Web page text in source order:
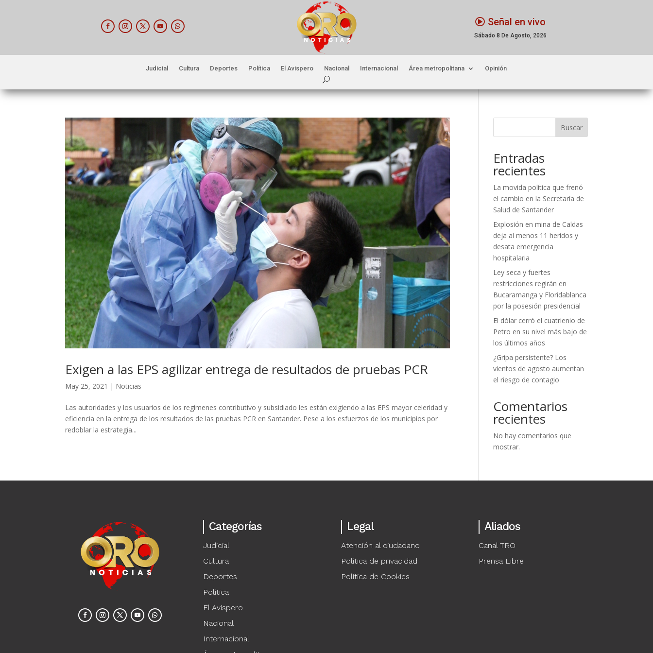
Señal en vivo
Sábado 8 De Agosto, 2026
Judicial Cultura Deportes Política El Avispero Nacional Internacional Área metropolitana Opinión
Exigen a las EPS agilizar entrega de resultados de pruebas PCR
May 25, 2021 | Noticias
Las autoridades y los usuarios de los regímenes contributivo y subsidiado les están exigiendo a las EPS mayor celeridad y
eficiencia en la entrega de los resultados de las pruebas PCR en Santander. Pese a los esfuerzos de los municipios por
redoblar la estrategia...
Buscar
Entradas
recientes
La movida política que frenó
el cambio en la Secretaría de
Salud de Santander
Explosión en mina de Caldas
deja al menos 11 heridos y
desata emergencia
hospitalaria
Ley seca y fuertes
restricciones regirán en
Bucaramanga y Floridablanca
por la posesión presidencial
El dólar cerró el cuatrienio de
Petro en su nivel más bajo de
los últimos años
¿Gripa persistente? Los
vientos de agosto aumentan
el riesgo de contagio
Comentarios
recientes
No hay comentarios que
mostrar.
Categorías
Judicial
Cultura
Deportes
Política
El Avispero
Nacional
Internacional
Legal
Atención al ciudadano
Política de privacidad
Política de Cookies
Aliados
Canal TRO
Prensa Libre